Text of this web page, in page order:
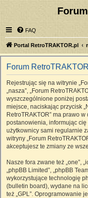
FAQ
Portal RetroTRAKTOR.pl
Forum
Rejestrując się na witrynie
„nasza”, „Forum
wyszczególnione poniżej
miejsce, naciskając przycisk
RetroTRAKTOR” ma prawo
postanowienia, informując
użytkownicy sami regularnie
witryny „Forum
akceptujesz te zmiany ze
Nasze fora zwane też „one”,
„phpBB Limited”, „phpBB
wykorzystujące technologię
(bulletin board), wydane na
też „GPL”. Oprogramowanie